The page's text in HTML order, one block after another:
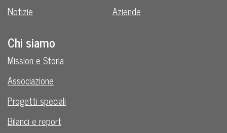
Notizie
Aziende
Chi siamo
Mission e Storia
Associazione
Progetti speciali
Bilanci e report